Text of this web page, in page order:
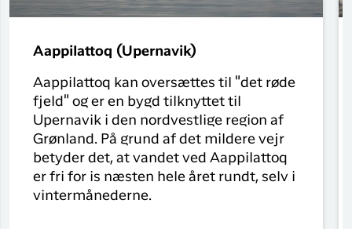
Aappilattoq (Upernavik)
Aappilattoq kan oversættes til "det røde
fjeld" og er en bygd tilknyttet til
Upernavik i den nordvestlige region af
Grønland. På grund af det mildere vejr
betyder det, at vandet ved Aappilattoq
er fri for is næsten hele året rundt, selv i
vintermånederne.